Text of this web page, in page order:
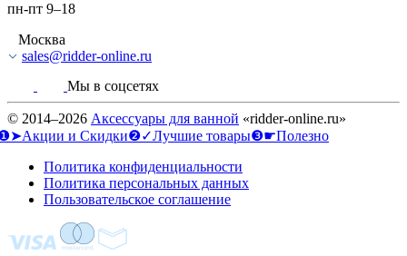
пн-пт 9–18
Москва
sales@ridder-online.ru
Мы в соцсетях
© 2014–2026 Аксессуары для ванной «ridder-online.ru»
и Скидки❷✓Лучшие товары❸☛Полезно
Политика конфиденциальности
Политика персональных данных
Пользовательское соглашение